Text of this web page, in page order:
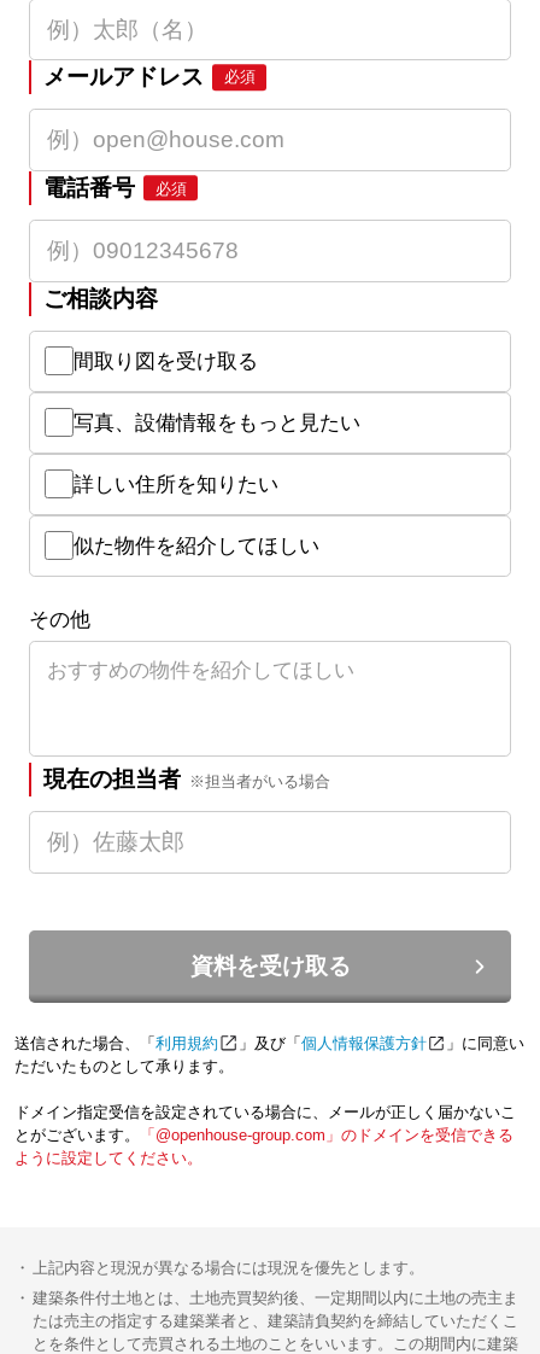
メールアドレス 必須
電話番号 必須
ご相談内容
間取り図を受け取る
写真、設備情報をもっと見たい
詳しい住所を知りたい
似た物件を紹介してほしい
その他
現在の担当者 ※担当者がいる場合
資料を受け取る
送信された場合、「 利用規約 」及び「 個人情報保護方針
」に同意い
ただいたものとして承ります。
ドメイン指定受信を設定されている場合に、メールが正しく届かないこ
とがございます。
「@openhouse-group.com」のドメインを受信できる
ように設定してください。
上記内容と現況が異なる場合には現況を優先とします。
建築条件付土地とは、土地売買契約後、一定期間以内に土地の売主ま
たは売主の指定する建築業者と、建築請負契約を締結していただくこ
とを条件として売買される土地のことをいいます。この期間内に建築